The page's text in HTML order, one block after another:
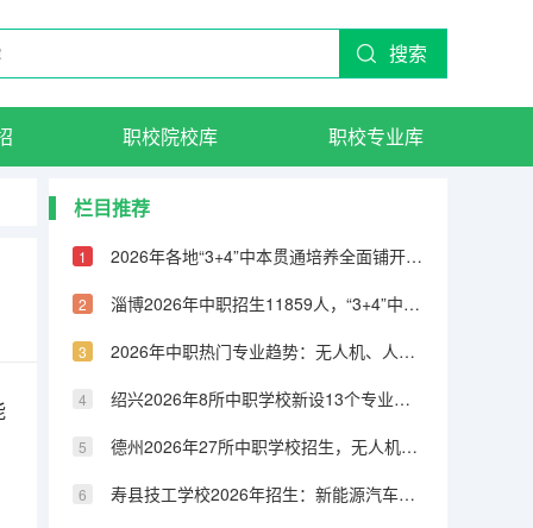
搜索
职校院校库 职校专业库
栏目推荐
2026年各地“3+4”中本贯通培养全面铺开，中职直通本科成升学新通道
淄博2026年中职招生11859人，“3+4”中本贯通230人
2026年中职热门专业趋势：无人机、人工智能、新能源汽车成新风口
绍兴2026年8所中职学校新设13个专业，中本一体化面向全省招生
德州2026年27所中职学校招生，无人机、机电等热门专业免学费
寿县技工学校2026年招生：新能源汽车、智慧养老、工业机器人三大方向落地